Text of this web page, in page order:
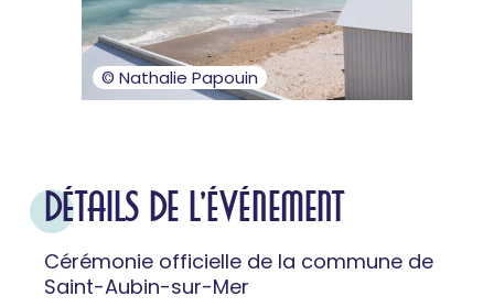
© Nathalie Papouin
DÉTAILS DE L'ÉVÉNEMENT
Cérémonie officielle de la commune de
Saint-Aubin-sur-Mer